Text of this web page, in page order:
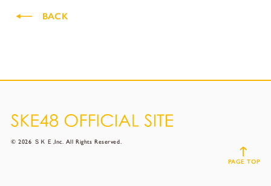
BACK
© 2026 ＳＫＥ,Inc. All Rights Reserved.
PAGE TOP